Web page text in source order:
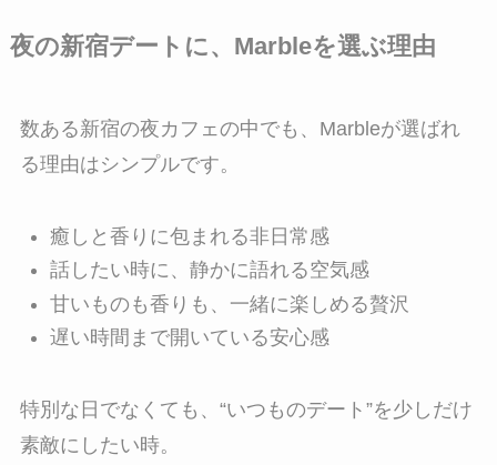
夜の新宿デートに、Marbleを選ぶ理由
数ある新宿の夜カフェの中でも、Marbleが選ばれ
る理由はシンプルです。
癒しと香りに包まれる非日常感
話したい時に、静かに語れる空気感
甘いものも香りも、一緒に楽しめる贅沢
遅い時間まで開いている安心感
特別な日でなくても、“いつものデート”を少しだけ
素敵にしたい時。